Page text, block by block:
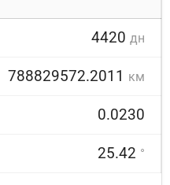
4420 дн
788829572.2011 км
0.0230
25.42 °